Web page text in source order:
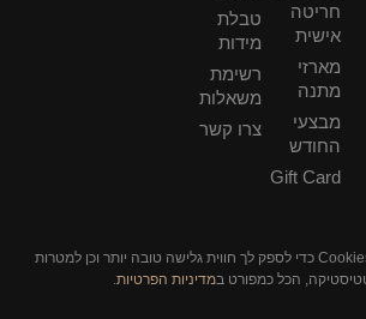
חריטה
אישית
מארזי
מתנה
מבצעי
החודש
Gift Card
טבלת
מידות
רשימת
משאלות
צרו קשר
באתר נעשה שימוש ב-Cookies כדי לספק לך חווית גלישה טובה יותר וכן למטרות
הכל כמפורט במדיניות הפרטיות.